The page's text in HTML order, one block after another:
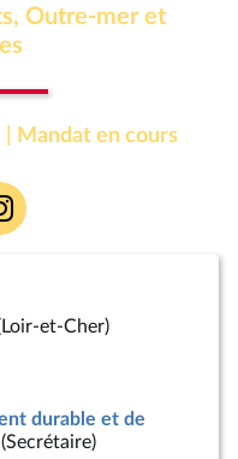
Outre-mer et
| Mandat en cours
et-Cher)
durable et de
(Secrétaire)